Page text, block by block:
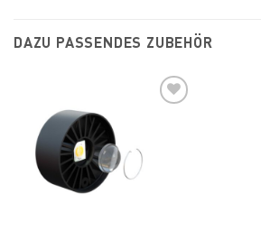
DAZU PASSENDES ZUBEHÖR